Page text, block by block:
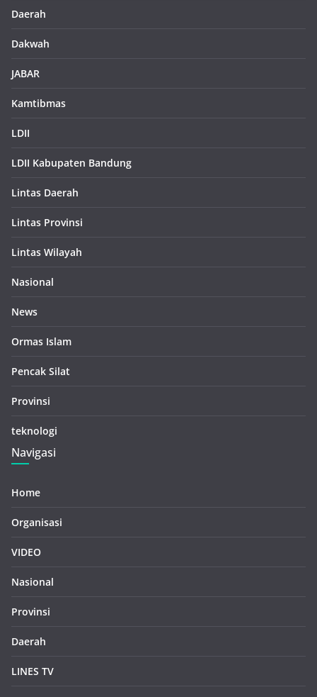
Daerah
Dakwah
JABAR
Kamtibmas
LDII
LDII Kabupaten Bandung
Lintas Daerah
Lintas Provinsi
Lintas Wilayah
Nasional
News
Ormas Islam
Pencak Silat
Provinsi
teknologi
Navigasi
Home
Organisasi
VIDEO
Nasional
Provinsi
Daerah
LINES TV